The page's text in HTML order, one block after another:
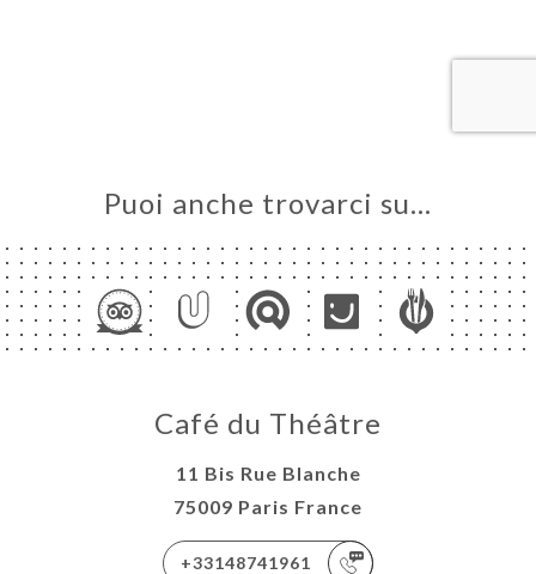
Puoi anche trovarci su…
Café du Théâtre
11 Bis Rue Blanche
75009 Paris France
+33148741961